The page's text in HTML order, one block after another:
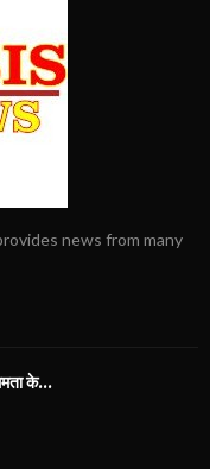
news from many
के...